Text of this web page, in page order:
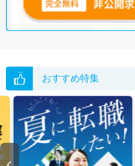
無料転職支援サービス
にお申し込み
グした上で求人をご提案いたします。
ご希望条件がまだ定まっていない方
い。
おすすめ特集